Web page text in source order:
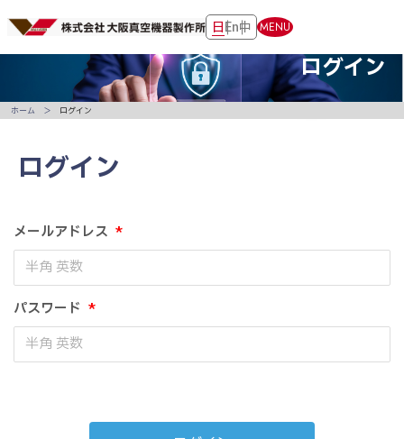
日En中 MENU
ログイン
ログイン
メールアドレス *
パスワード *
ホーム ログイン